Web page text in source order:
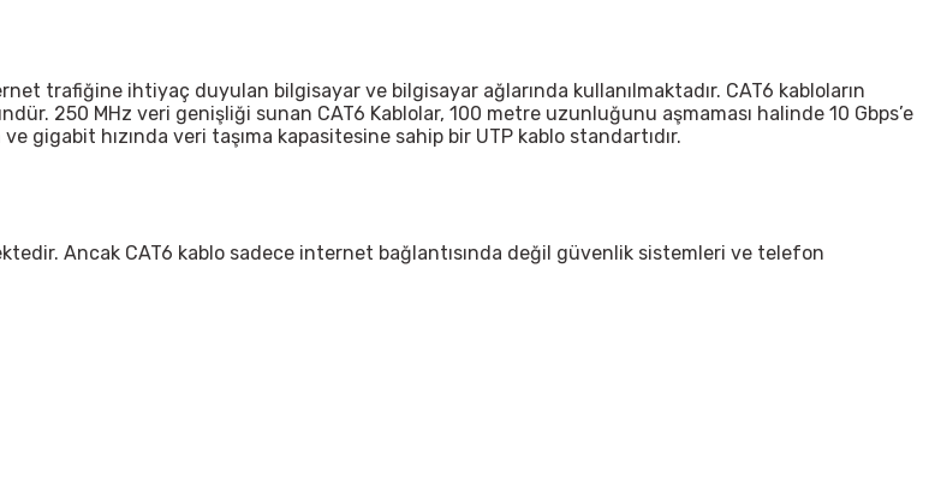
trafiğine ihtiyaç duyulan bilgisayar ve bilgisayar ağlarında kullanılmaktadır. CAT6 kabloların
250 MHz veri genişliği sunan CAT6 Kablolar, 100 metre uzunluğunu aşmaması halinde 10 Gbps’e
hızında veri taşıma kapasitesine sahip bir UTP kablo standartıdır.
Ancak CAT6 kablo sadece internet bağlantısında değil güvenlik sistemleri ve telefon